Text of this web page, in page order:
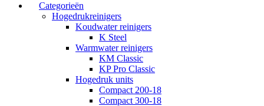
Categorieën
Hogedrukreinigers
Koudwater reinigers
K Steel
Warmwater reinigers
KM Classic
KP Pro Classic
Hogedruk units
Compact 200-18
Compact 300-18